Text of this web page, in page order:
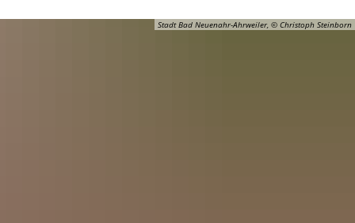
Stadt Bad Neuenahr-Ahrweiler, © Christoph Steinborn